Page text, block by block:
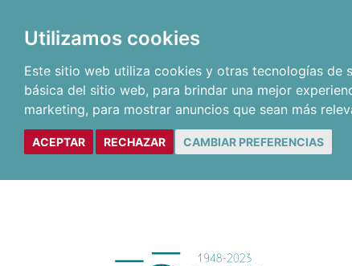
Utilizamos cookies
Este sitio web utiliza cookies y otras tecnologías de
básica del sitio web, para brindar una mejor
marketing, para mostrar anuncios que sean más
ACEPTAR RECHAZAR CAMBIAR PREFERENCIAS